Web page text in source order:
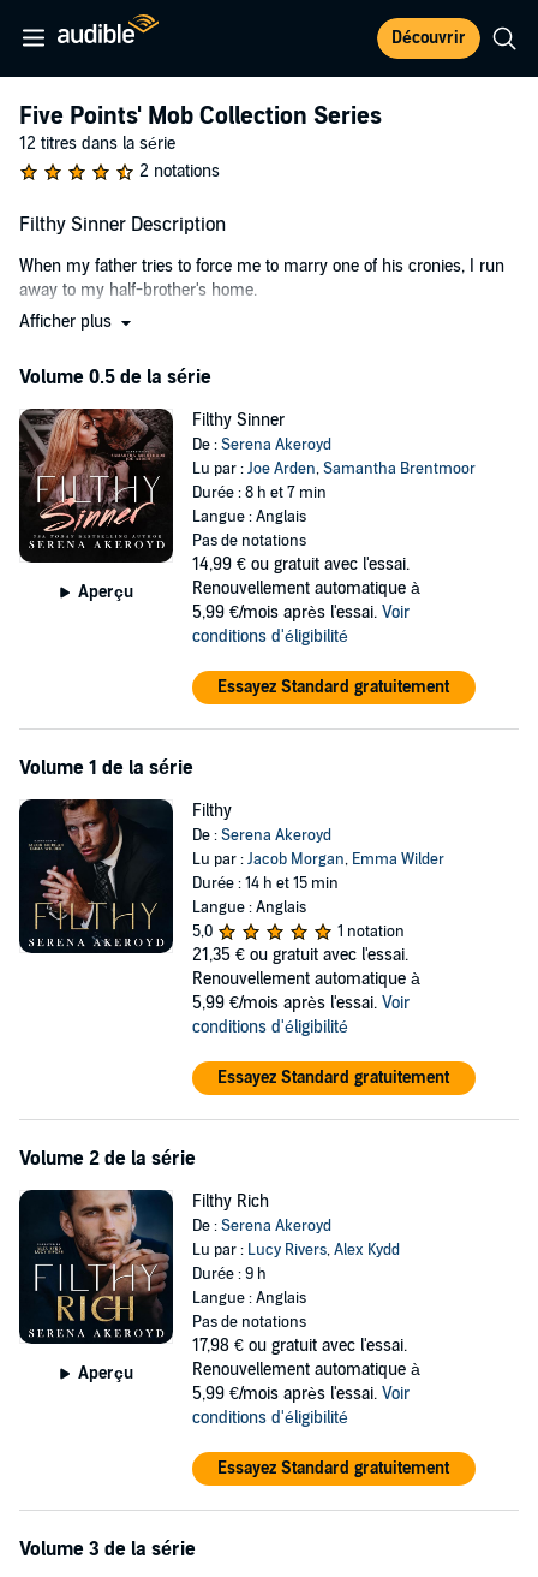
Découvrir
Five Points' Mob Collection Series
12 titres dans la série
2 notations
Filthy Sinner Description
When my father tries to force me to marry one of his cronies, I run
away to my half-brother's home.
He's the black sheep of the family, a biker, not an Irish mobster. At
meaning to "white knight."
He's dark and mysterious, a seeker of answers and a finder of
truths.
Even better? He offers me an out, a shotgun wedding in Vegas.
I just don't realize he has an ulterior motive.
But he doesn't know I have one, too....
MaryCat & Digger's story
A Five Points' Mob & Dark and Dirty Sinners' MC Crossover
Publishing, Ltd.
Afficher plus
Volume 0.5 de la série
Aperçu
Filthy Sinner
De :Serena Akeroyd
Lu par :Joe Arden,Samantha Brentmoor
Durée : 8 h et 7 min
Langue : Anglais
Pas de notations
14,99 € ou gratuit avec l'essai.
Renouvellement automatique à
5,99 €/mois après l'essai. Voir
conditions d'éligibilité
Essayez Standard gratuitement
Volume 1 de la série
Filthy
De :Serena Akeroyd
Lu par :Jacob Morgan, Emma Wilder
Durée : 14 h et 15 min
Langue : Anglais
5,0
1 notation
21,35 € ou gratuit avec l'essai.
Renouvellement automatique à
5,99 €/mois après l'essai. Voir
conditions d'éligibilité
Essayez Standard gratuitement
Volume 2 de la série
Aperçu
Filthy Rich
De :Serena Akeroyd
Lu par : Lucy Rivers,Alex Kydd
Durée : 9 h
Langue : Anglais
Pas de notations
17,98 € ou gratuit avec l'essai.
Renouvellement automatique à
5,99 €/mois après l'essai. Voir
conditions d'éligibilité
Essayez Standard gratuitement
Volume 3 de la série